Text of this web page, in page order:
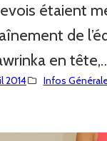
étaient
de
en
2014 Infos